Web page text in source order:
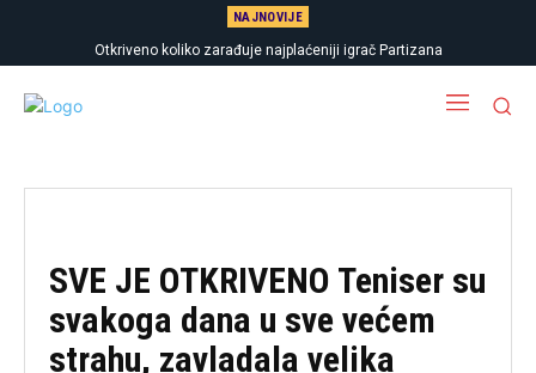
NAJNOVIJE
Otkriveno koliko zarađuje najplaćeniji igrač Partizana
SVE JE OTKRIVENO Teniser su
svakoga dana u sve većem
strahu, zavladala velika